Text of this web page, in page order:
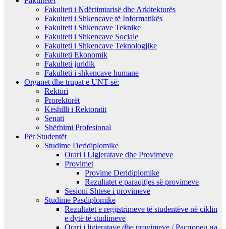
Fakulteti i Ndërtimtarisë dhe Arkitekturës
Fakulteti i Shkencave të Informatikës
Fakulteti i Shkencave Teknike
Fakulteti i Shkencave Sociale
Fakulteti i Shkencave Teknologjike
Fakulteti Ekonomik
Fakulteti juridik
Fakulteti i shkencave humane
Organet dhe trupat e UNT-së:
Rektori
Prorektorët
Këshilli i Rektoratit
Senati
Shërbimi Profesional
Për Studentët
Studime Deridiplomike
Orari i Ligjeratave dhe Provimeve
Provimet
Provime Deridiplomike
Rezultatet e paraqitjes së provimeve
Sesioni Shtese i provimeve
Studime Pasdiplomike
Rezultatet e regjistrimeve të studentëve në ciklin
e dytë të studimeve
Orari i ligjeratave dhe provimeve / Распоред на